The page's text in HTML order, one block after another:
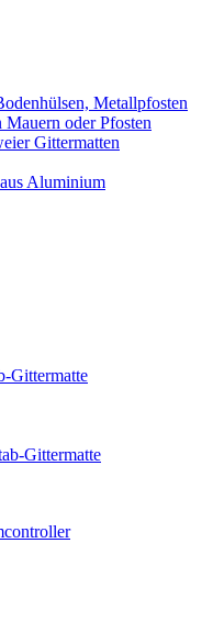
Metallpfosten
Mauern oder Pfosten
Gittermatten
Aluminium
Gittermatte
Gittermatte